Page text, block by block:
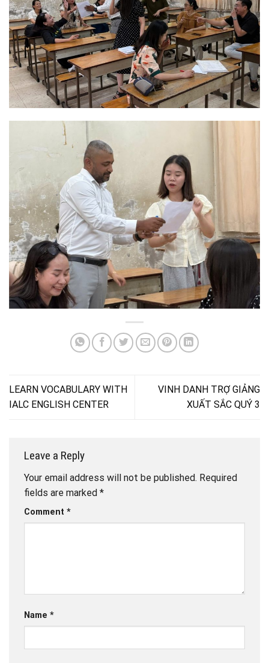
LEARN VOCABULARY WITH
IALC ENGLISH CENTER
VINH DANH TRỢ GIẢNG
XUẤT SẮC QUÝ 3
Leave a Reply
Your email address will not be published. Required
fields are marked *
Comment *
Name *